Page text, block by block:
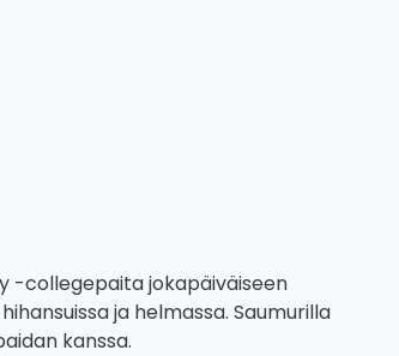
-collegepaita jokapäiväiseen
ja helmassa. Saumurilla
kanssa.